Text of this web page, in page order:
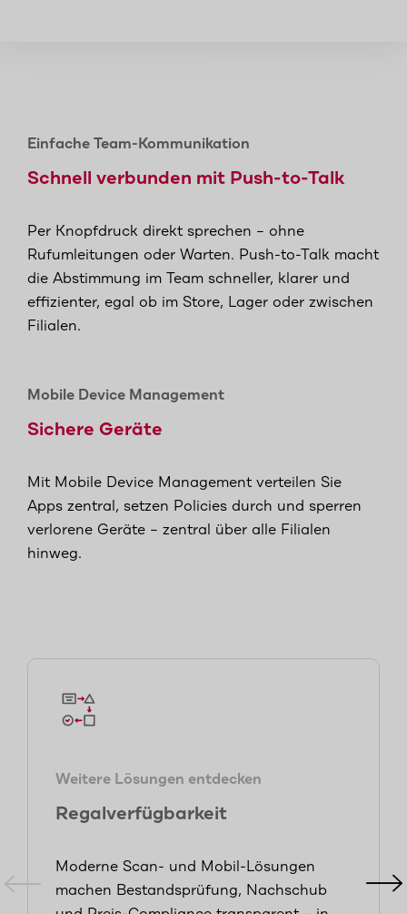
Einfache Team-Kommunikation
Schnell verbunden mit Push-to-Talk
Per Knopfdruck direkt sprechen – ohne
Rufumleitungen oder Warten. Push-to-Talk macht
die Abstimmung im Team schneller, klarer und
effizienter, egal ob im Store, Lager oder zwischen
Filialen.
Mobile Device Management
Sichere Geräte
Mit Mobile Device Management verteilen Sie
Apps zentral, setzen Policies durch und sperren
verlorene Geräte – zentral über alle Filialen
hinweg.
Weitere Lösungen entdecken
Regalverfügbarkeit
Moderne Scan- und Mobil-Lösungen
machen Bestandsprüfung, Nachschub